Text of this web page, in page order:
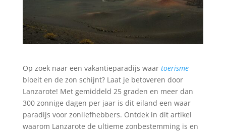
Op zoek naar een vakantieparadijs waartoerisme
bloeit en de zon schijnt? Laat je betoveren door
Lanzarote! Met gemiddeld 25 graden en meer dan
300 zonnige dagen per jaar is dit eiland een waar
paradijs voor zonliefhebbers. Ontdek in dit artikel
waarom Lanzarote de ultieme zonbestemming is en